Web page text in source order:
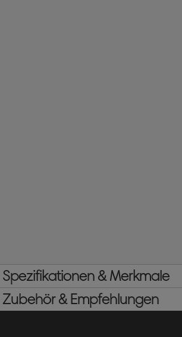
Spezifikationen & Merkmale
Zubehör & Empfehlungen